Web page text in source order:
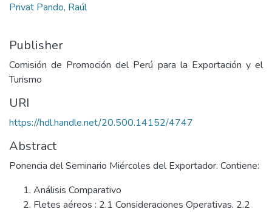
Privat Pando, Raúl
Publisher
Comisión de Promoción del Perú para la Exportación y el
Turismo
URI
https://hdl.handle.net/20.500.14152/4747
Abstract
Ponencia del Seminario Miércoles del Exportador. Contiene:
Análisis Comparativo
Fletes aéreos : 2.1 Consideraciones Operativas. 2.2